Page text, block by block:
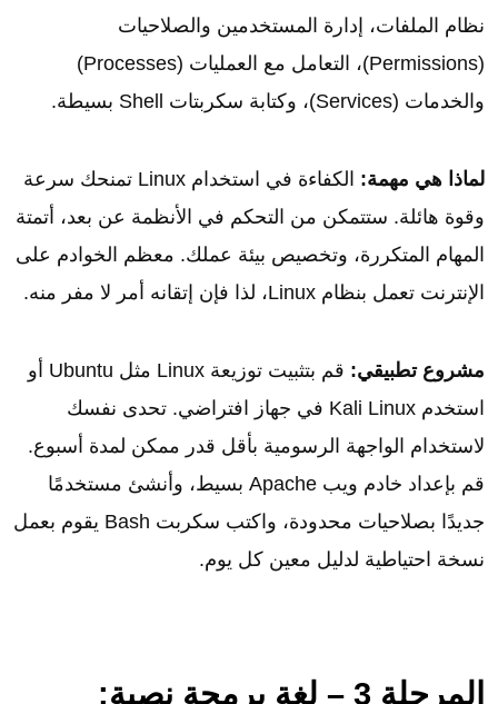
نظام الملفات، إدارة المستخدمين والصلاحيات
(Permissions)، التعامل مع العمليات (Processes)
والخدمات (Services)، وكتابة سكربتات Shell بسيطة.
لماذا هي مهمة:
الكفاءة في استخدام Linux تمنحك سرعة
وقوة هائلة. ستتمكن من التحكم في الأنظمة عن بعد، أتمتة
المهام المتكررة، وتخصيص بيئة عملك. معظم الخوادم على
الإنترنت تعمل بنظام Linux، لذا فإن إتقانه أمر لا مفر منه.
مشروع تطبيقي:
قم بتثبيت توزيعة Linux مثل Ubuntu أو
استخدم Kali Linux في جهاز افتراضي. تحدى نفسك
لاستخدام الواجهة الرسومية بأقل قدر ممكن لمدة أسبوع.
قم بإعداد خادم ويب Apache بسيط، وأنشئ مستخدمًا
جديدًا بصلاحيات محدودة، واكتب سكربت Bash يقوم بعمل
نسخة احتياطية لدليل معين كل يوم.
المرحلة 3 – لغة برمجة نصية: